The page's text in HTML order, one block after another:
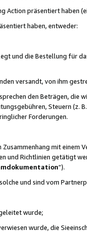
präsentiert haben
haben, entweder:
und die Bestellung für
versandt, von ihm
den Beträgen, die
Steuern (z.
Forderungen.
mit einem
und Richtlinien getätigt
“).
und sind vom
wurde;
wurde, die